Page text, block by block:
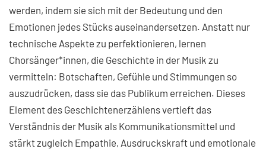
werden, indem sie sich mit der Bedeutung und den
Emotionen jedes Stücks auseinandersetzen. Anstatt nur
technische Aspekte zu perfektionieren, lernen
Chorsänger*innen, die Geschichte in der Musik zu
vermitteln: Botschaften, Gefühle und Stimmungen so
auszudrücken, dass sie das Publikum erreichen. Dieses
Element des Geschichtenerzählens vertieft das
Verständnis der Musik als Kommunikationsmittel und
stärkt zugleich Empathie, Ausdruckskraft und emotionale